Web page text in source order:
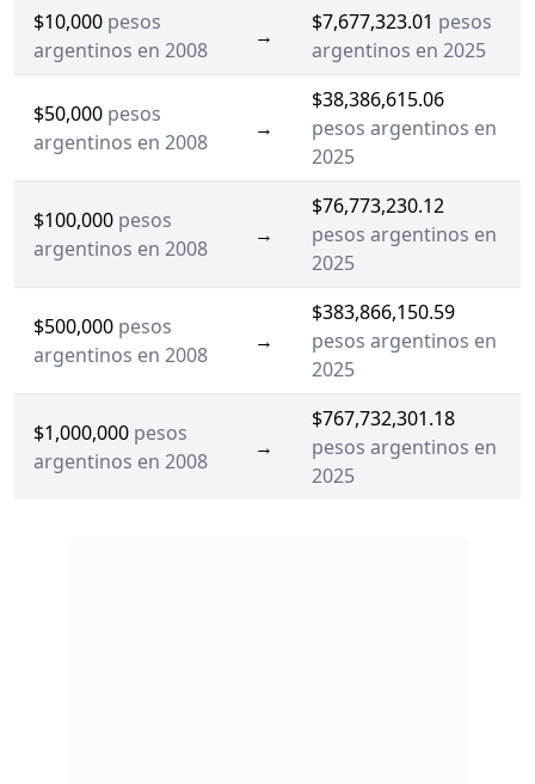
$10,000 pesos
argentinos en 2008
→
$7,677,323.01 pesos
argentinos en 2025
$50,000 pesos
argentinos en 2008
→
$38,386,615.06
pesos argentinos en
2025
$100,000 pesos
argentinos en 2008
→
$76,773,230.12
pesos argentinos en
2025
$500,000 pesos
argentinos en 2008
→
$383,866,150.59
pesos argentinos en
2025
$1,000,000 pesos
argentinos en 2008
→
$767,732,301.18
pesos argentinos en
2025